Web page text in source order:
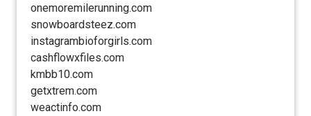
onemoremilerunning.com
snowboardsteez.com
instagrambioforgirls.com
cashflowxfiles.com
kmbb10.com
getxtrem.com
weactinfo.com